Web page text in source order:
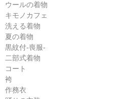
ウールの着物
キモノカフェ
洗える着物
夏の着物
黒紋付-喪服-
二部式着物
コート
袴
作務衣